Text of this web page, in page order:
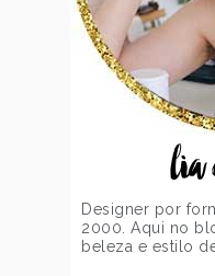
lia
Designer por
2000. Aqui no
beleza e estilo